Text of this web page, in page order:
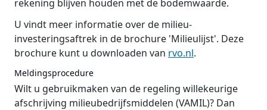
rekening blijven houden met de bodemwaarde.
U vindt meer informatie over de milieu-
investeringsaftrek in de brochure 'Milieulijst'. Deze
brochure kunt u downloaden van rvo.nl.
Meldingsprocedure
Wilt u gebruikmaken van de regeling willekeurige
afschrijving milieubedrijfsmiddelen (VAMIL)? Dan